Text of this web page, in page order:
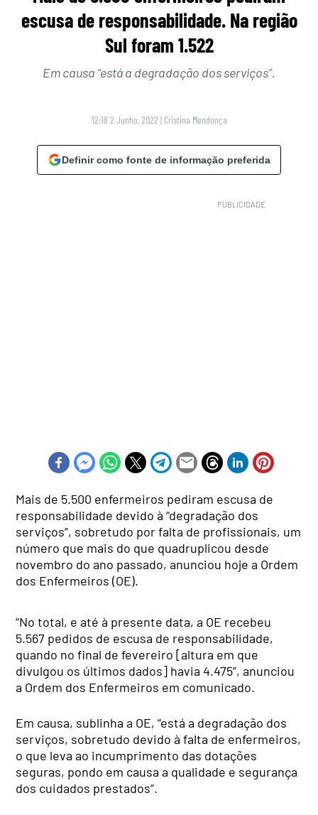
escusa de responsabilidade. Na região
Sul foram 1.522
Em causa “está a degradação dos serviços”.
12:18 2 Junho, 2022 | Cristina Mendonça
Definir como fonte de informação preferida
Mais de 5.500 enfermeiros pediram escusa de
responsabilidade devido à “degradação dos
serviços”, sobretudo por falta de profissionais, um
número que mais do que quadruplicou desde
novembro do ano passado, anunciou hoje a Ordem
dos Enfermeiros (OE).
“No total, e até à presente data, a OE recebeu
5.567 pedidos de escusa de responsabilidade,
quando no final de fevereiro [altura em que
divulgou os últimos dados] havia 4.475”, anunciou
a Ordem dos Enfermeiros em comunicado.
Em causa, sublinha a OE, “está a degradação dos
serviços, sobretudo devido à falta de enfermeiros,
o que leva ao incumprimento das dotações
seguras, pondo em causa a qualidade e segurança
dos cuidados prestados”.